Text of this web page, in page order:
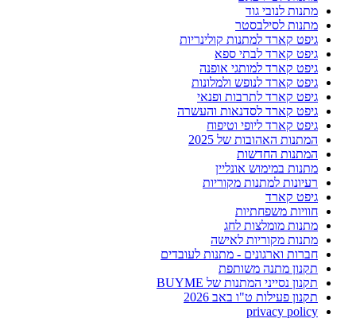
מתנות לנובי גוד
מתנות לסילבסטר
גיפט קארד למתנות קולינריות
גיפט קארד לבתי ספא
גיפט קארד למותגי אופנה
גיפט קארד לנופש ולמלונות
גיפט קארד לתרבות ופנאי
גיפט קארד לסדנאות והעשרה
גיפט קארד ליופי וטיפוח
המתנות האהובות של 2025
המתנות החדשות
מתנות במימוש אונליין
רעיונות למתנות מקוריות
גיפט קארד
חוויות משפחתיות
מתנות מומלצות לחג
מתנות מקוריות לאישה
חברות וארגונים - מתנות לעובדים
תקנון מתנה משותפת
תקנון נסייני המתנות של BUYME
תקנון פעילות ט"ו באב 2026
privacy policy